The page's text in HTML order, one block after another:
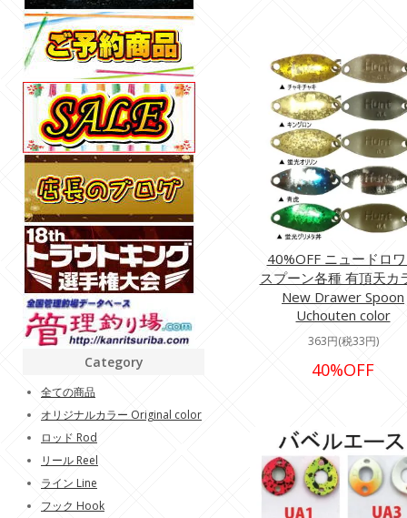
40%OFF ニュードロ
スプーン各種 有頂天カ
New Drawer Spoon
Uchouten color
363円(税33円)
40%OFF
Category
全ての商品
オリジナルカラー Original color
ロッド Rod
リール Reel
ライン Line
フック Hook